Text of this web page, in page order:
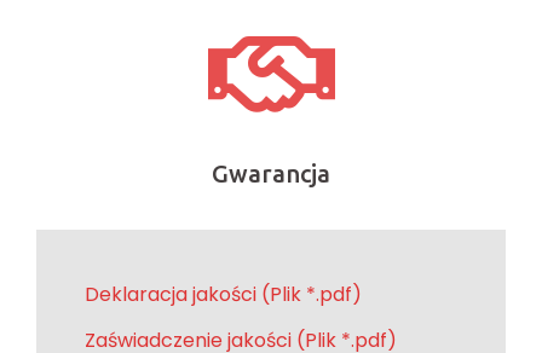
Gwarancja
Deklaracja jakości (Plik *.pdf)
Zaświadczenie jakości (Plik *.pdf)